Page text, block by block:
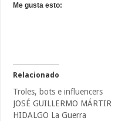
Me gusta esto:
Relacionado
Troles, bots e influencers
JOSÉ GUILLERMO MÁRTIR
HIDALGO La Guerra